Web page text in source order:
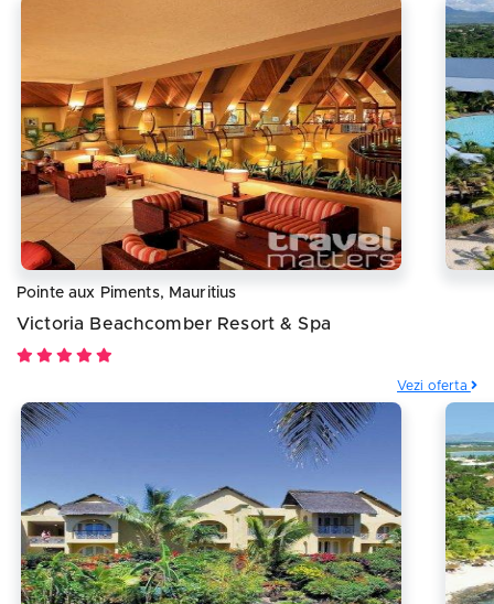
Pointe aux Piments, Mauritius
Victoria Beachcomber Resort & Spa
Vezi oferta